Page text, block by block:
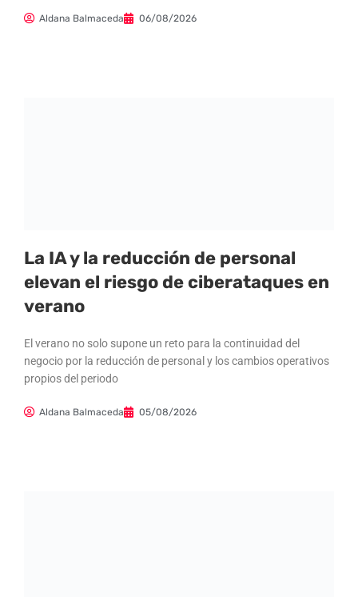
Aldana Balmaceda 06/08/2026
La IA y la reducción de personal
elevan el riesgo de ciberataques en
verano
El verano no solo supone un reto para la continuidad del
negocio por la reducción de personal y los cambios operativos
propios del periodo
Aldana Balmaceda 05/08/2026